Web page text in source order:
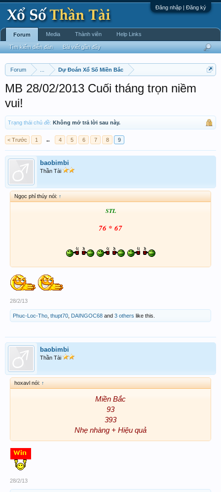
Đăng nhập | Đăng ký
Forum Dự Đoán Xổ Số Miền Bắc
MB 28/02/2013 Cuối tháng trọn niềm
vui!
Trạng thái chủ đề: Không mở trả lời sau này.
< Trước 1 ← 4 5 6 7 8 9
baobimbi
Thần Tài
Ngọc phỉ thúy nói: ↑
STL
76 * 67
28/2/13
Phuc-Loc-Tho thupt70 DAINGOC68 and 3 others like this.
baobimbi
Thần Tài
hoxavl nói: ↑
Miền Bắc
93
393
Nhẹ nhàng + Hiệu quả​
28/2/13
Forum
Tìm kiếm diễn đàn Bài viết gần đây
Media Thành viên Help Links